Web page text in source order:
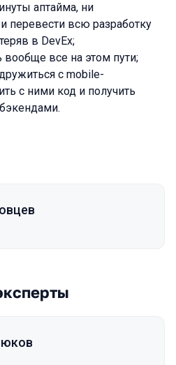
аптайма, ни
перевести всю разработку
в DevEx;
вообще все на этом пути;
с mobile-
с ними код и получить